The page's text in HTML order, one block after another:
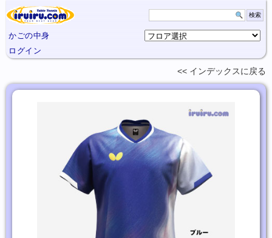
かごの中身
ログイン
インデックスに 戻る